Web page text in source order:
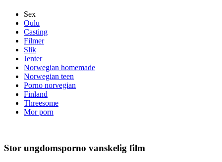
Sex
Oulu
Casting
Filmer
Slik
Jenter
Norwegian homemade
Norwegian teen
Porno norvegian
Finland
Threesome
Mor porn
Stor ungdomsporno vanskelig film